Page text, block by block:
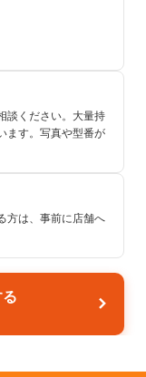
談ください。大量持
ます。写真や型番が
方は、事前に店舗へ